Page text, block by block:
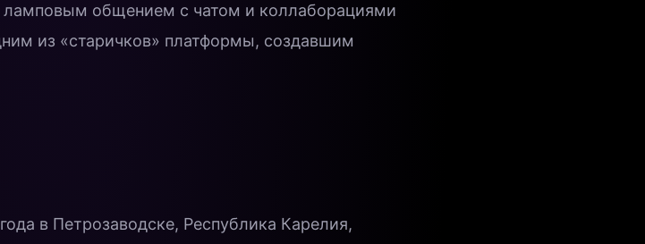
общением с чатом и коллаборациями
из «старичков» платформы, создавшим
в Петрозаводске, Республика Карелия,